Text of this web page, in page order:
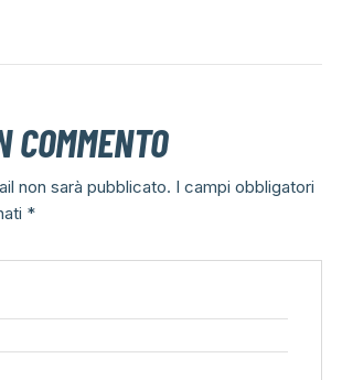
COMMENTO
non sarà pubblicato. I campi obbligatori
*